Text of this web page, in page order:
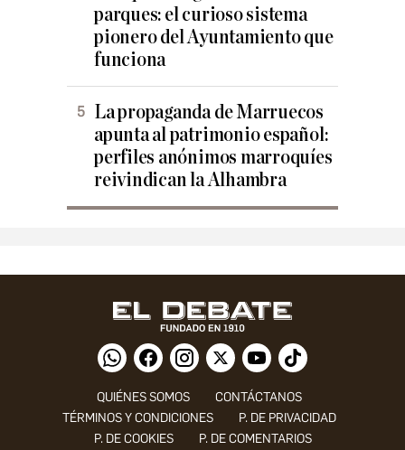
parques: el curioso sistema
pionero del Ayuntamiento que
funciona
La propaganda de Marruecos
apunta al patrimonio español:
perfiles anónimos marroquíes
reivindican la Alhambra
QUIÉNES SOMOS
CONTÁCTANOS
TÉRMINOS Y CONDICIONES
P. DE PRIVACIDAD
P. DE COOKIES
P. DE COMENTARIOS